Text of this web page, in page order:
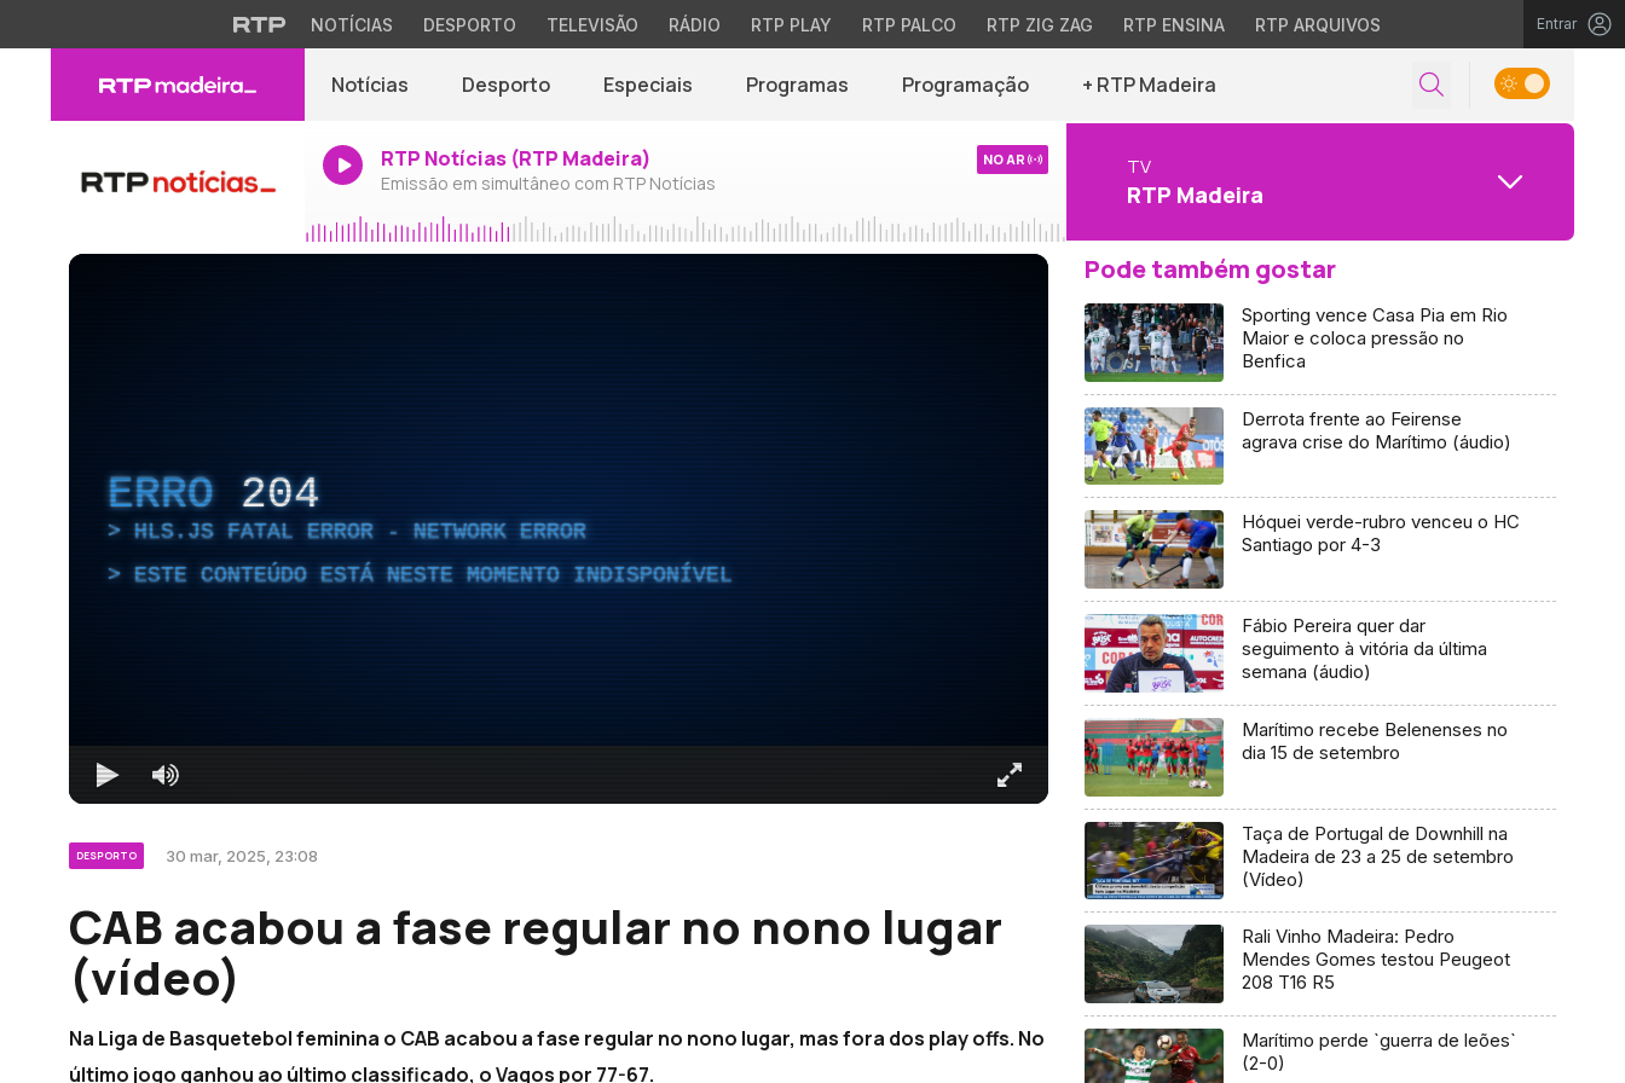
NOTÍCIAS DESPORTO TELEVISÃO RÁDIO RTP PLAY RTP PALCO RTP ZIG ZAG RTP ENSINA RTP ARQUIVOS Entrar
Notícias Desporto Especiais Programas Programação + RTP Madeira
RTP Notícias (RTP Madeira)
Emissão em simultâneo com RTP Notícias
NO AR TV
RTP Madeira
ERRO 204
HLS.JS FATAL ERROR - NETWORK ERROR
ESTE CONTEÚDO ESTÁ NESTE MOMENTO INDISPONÍVEL
DESPORTO 30 mar, 2025, 23:08
CAB acabou a fase regular no nono lugar
(vídeo)
Na Liga de Basquetebol feminina o CAB acabou a fase regular no nono lugar, mas fora dos play offs. No
último jogo ganhou ao último classificado, o Vagos por 77-67.
Pode também gostar
Sporting vence Casa Pia em Rio
Maior e coloca pressão no
Benfica
Derrota frente ao Feirense
agrava crise do Marítimo (áudio)
Hóquei verde-rubro venceu o HC
Santiago por 4-3
Fábio Pereira quer dar
seguimento à vitória da última
semana (áudio)
Marítimo recebe Belenenses no
dia 15 de setembro
Taça de Portugal de Downhill na
Madeira de 23 a 25 de setembro
(Vídeo)
Rali Vinho Madeira: Pedro
Mendes Gomes testou Peugeot
208 T16 R5
Marítimo perde `guerra de leões`
(2-0)